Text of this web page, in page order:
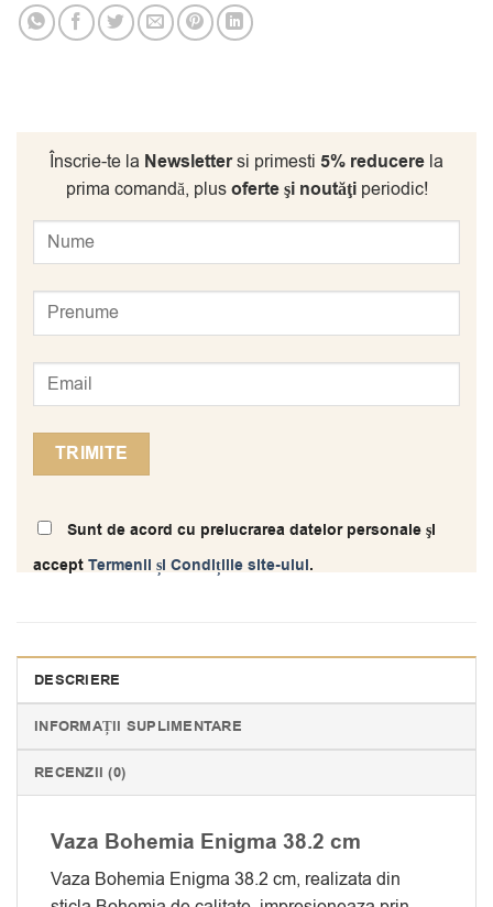
Înscrie-te la Newslettersi primesti 5% reducere la
prima comandă, plusoferte şi noutăţiperiodic!
Sunt de acord cu prelucrarea datelor personale şi
acceptTermenii și Condițiile site-ului.
DESCRIERE
INFORMAȚII SUPLIMENTARE
RECENZII (0)
Vaza Bohemia Enigma 38.2 cm
Vaza Bohemia Enigma 38.2 cm, realizata din